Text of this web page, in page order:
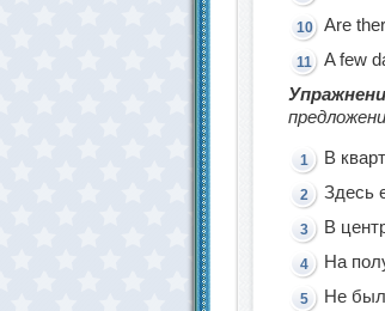
Are
A few
В
Здесь
В
На
Не